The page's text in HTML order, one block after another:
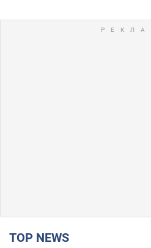
TOP NEWS